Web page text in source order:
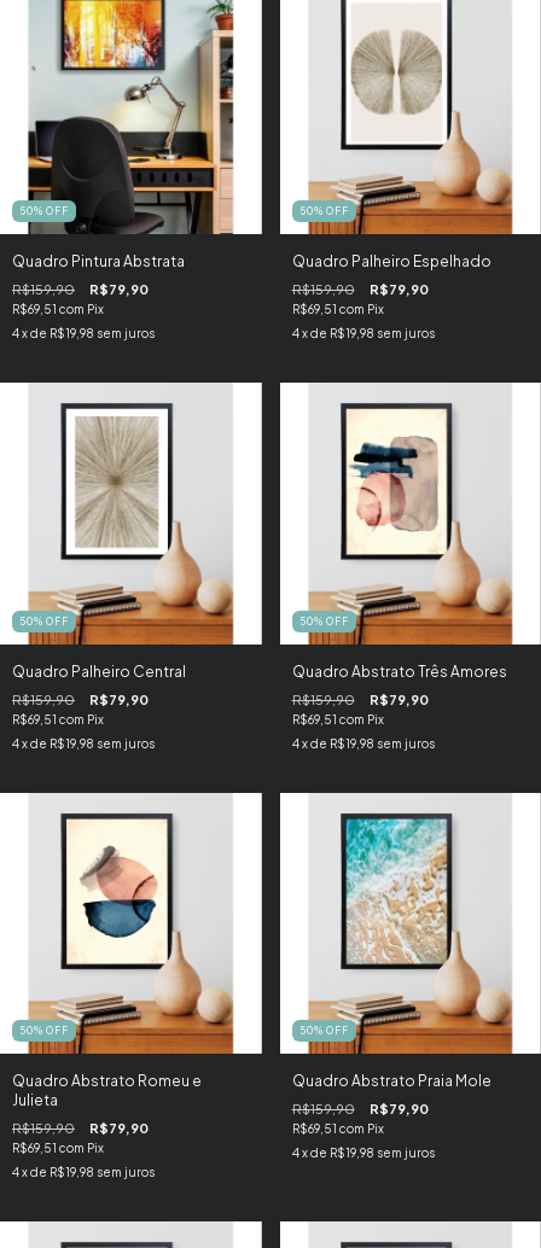
50% OFF
Quadro Pintura Abstrata
R$159,90 R$79,90
R$69,51 com Pix
4x de R$19,98 sem juros
50% OFF
Quadro Palheiro Espelhado
R$159,90 R$79,90
R$69,51 com Pix
4 x de R$19,98 sem juros
50% OFF
Quadro Palheiro Central
R$159,90 R$79,90
R$69,51 com Pix
4x de R$19,98 sem juros
50% OFF
Quadro Abstrato Três Amores
R$159,90 R$79,90
R$69,51 com Pix
4 x de R$19,98 sem juros
50% OFF
Quadro Abstrato Romeu e
Julieta
R$159,90 R$79,90
R$69,51 com Pix
4x de R$19,98 sem juros
50% OFF
Quadro Abstrato Praia Mole
R$159,90 R$79,90
R$69,51 com Pix
4 x de R$19,98 sem juros